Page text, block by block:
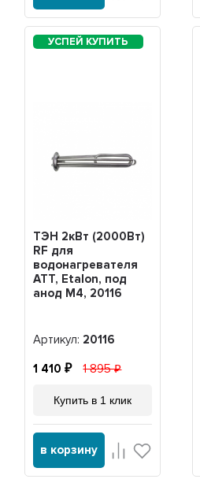
ТЭН 2кВт (2000Вт)
RF для
водонагревателя
ATT, Etalon, под
анод М4, 20116
Артикул: 20116
1 410 1 895
Купить в 1 клик
в корзину